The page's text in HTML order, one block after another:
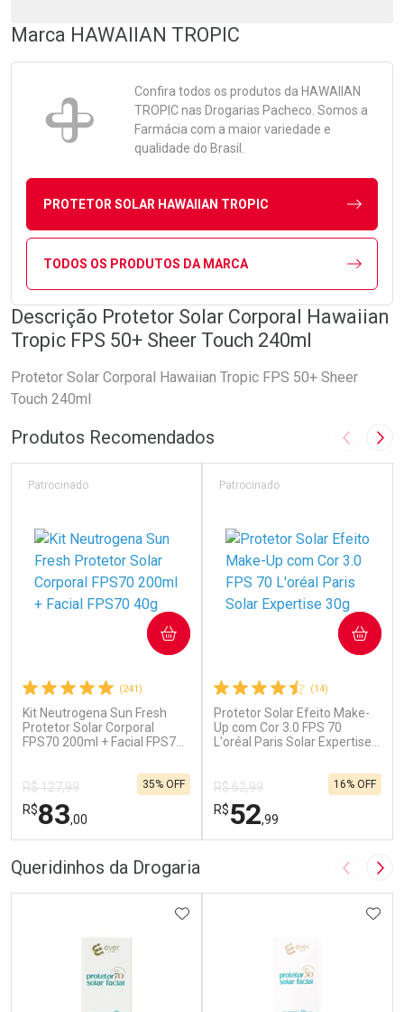
Marca HAWAIIAN TROPIC
Confira todos os produtos da HAWAIIAN
TROPIC nas Drogarias Pacheco. Somos a
Farmácia com a maior variedade e
qualidade do Brasil.
PROTETOR SOLAR HAWAIIAN TROPIC
TODOS OS PRODUTOS DA MARCA
Descrição Protetor Solar Corporal Hawaiian
Tropic FPS 50+ Sheer Touch 240ml
Protetor Solar Corporal Hawaiian Tropic FPS 50+ Sheer
Touch 240ml
Produtos Recomendados Imagem
(241)
Kit Neutrogena Sun Fresh
Protetor Solar Corporal
FPS70 200ml + Facial FPS70
Patrocinado
R$ 127,99
R$83,00
35% OFF
COMPRAR
(14)
Protetor Solar Efeito Make-
Up com Cor 3.0 FPS 70
L'oréal Paris Solar Expertise
Patrocinado
R$ 62,99
R$52,99
16% OFF
COMPRAR
Queridinhos da Drogaria Imagem
ADICIONAR AOS FAVORITOS